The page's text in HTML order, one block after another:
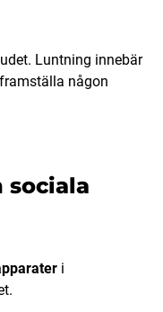
Luntning innebär
någon
sociala
i